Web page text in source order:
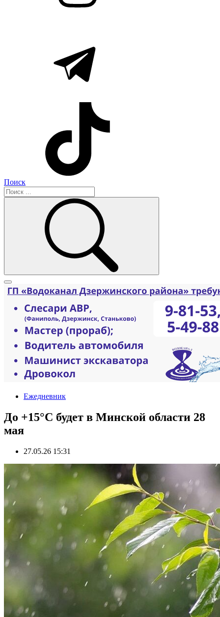
Поиск
Ежедневник
До +15°С будет в Минской области 28
мая
27.05.26 15:31